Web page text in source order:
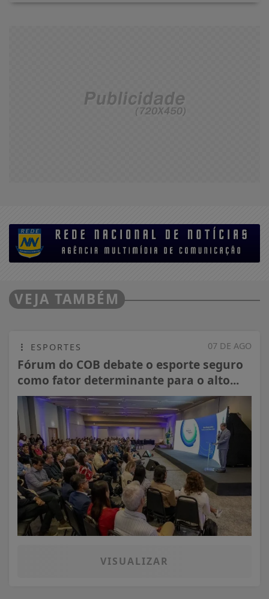
VEJA TAMBÉM
07 DE AGO
ESPORTES
Fórum do COB debate o esporte seguro
como fator determinante para o alto...
VISUALIZAR